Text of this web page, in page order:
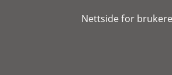
Nettside for brukere